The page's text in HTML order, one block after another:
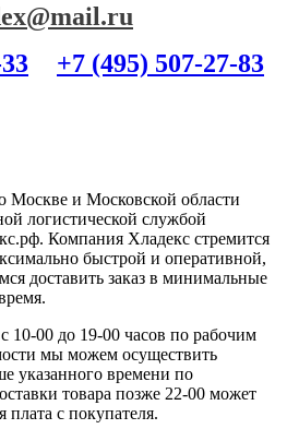
+7 (495) 507-27-83
Москве и Московской области
логистической службой
Компания Хладекс стремится
быстрой и оперативной,
доставить заказ в минимальные
10-00 до 19-00 часов по рабочим
мы можем осуществить
указанного времени по
товара позже 22-00 может
плата с покупателя.